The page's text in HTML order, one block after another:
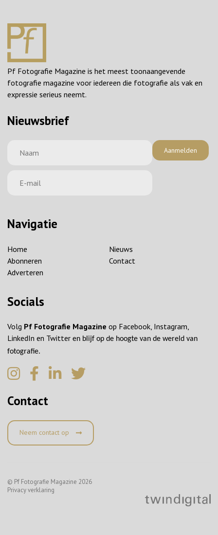
Pf Fotografie Magazine is het meest toonaangevende
fotografie magazine voor iedereen die fotografie als vak en
expressie serieus neemt.
Nieuwsbrief
Aanmelden
Navigatie
Home
Nieuws
Abonneren
Contact
Adverteren
Socials
Volg Pf Fotografie Magazine op Facebook, Instagram,
LinkedIn en Twitter en blijf op de hoogte van de wereld van
fotografie.
Contact
Neem contact op
© Pf Fotografie Magazine 2026
Privacy verklaring